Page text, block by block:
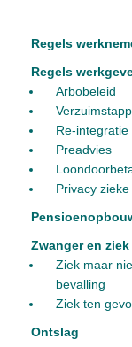
Regels
Regels
Arbobeleid
Re-integratie
Preadvies
Privacy
Zwanger en ziek
Ziek maar
bevalling
Ziek ten
Ontslag